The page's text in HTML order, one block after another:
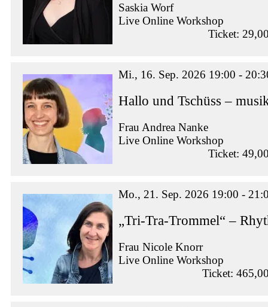
Saskia Worf
Live Online Workshop
Ticket:
Mi., 16. Sep. 2026 19:00 -
Hallo und Tschüss –
Frau Andrea Nanke
Live Online Workshop
Ticket:
Mo., 21. Sep. 2026 19:00 -
„Tri-Tra-Trommel“ –
Frau Nicole Knorr
Live Online Workshop
Ticket: